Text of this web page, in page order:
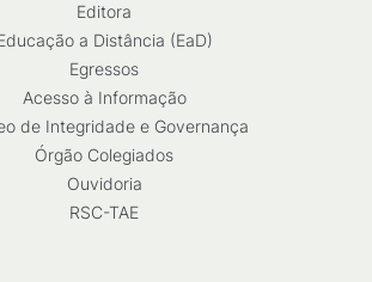
Editora
a Distância (EaD)
Egressos
Acesso à Informação
de Integridade e Governança
Órgão Colegiados
Ouvidoria
RSC-TAE